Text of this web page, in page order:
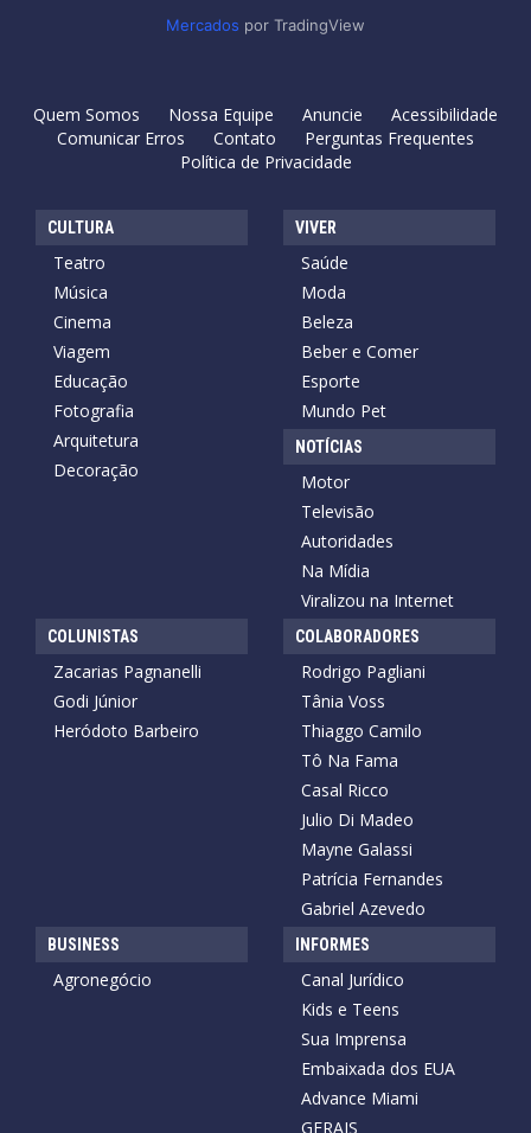
Mercados por TradingView
Quem Somos Nossa Equipe Anuncie
Acessibilidade
Comunicar Erros
Contato
Perguntas Frequentes
Política de Privacidade
CULTURA
Teatro
Música
Cinema
Viagem
Educação
Fotografia
Arquitetura
Decoração
VIVER
Saúde
Moda
Beleza
Beber e Comer
Esporte
Mundo Pet
NOTÍCIAS
Motor
Televisão
Autoridades
Na Mídia
Viralizou na Internet
COLUNISTAS
Zacarias Pagnanelli
Godi Júnior
Heródoto Barbeiro
COLABORADORES
Rodrigo Pagliani
Tânia Voss
Thiaggo Camilo
Tô Na Fama
Casal Ricco
Julio Di Madeo
Mayne Galassi
Patrícia Fernandes
Gabriel Azevedo
BUSINESS
Agronegócio
INFORMES
Canal Jurídico
Kids e Teens
Sua Imprensa
Embaixada dos EUA
Advance Miami
GERAIS